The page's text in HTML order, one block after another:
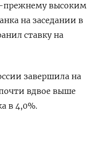
прежнему высоким
на заседании в
ставку на
завершила на
вдвое выше
в 4,0%.